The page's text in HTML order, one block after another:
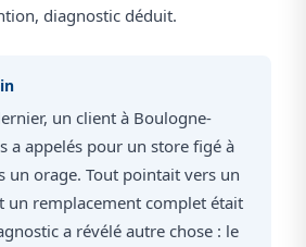
diagnostic déduit.
un client à Boulogne-
a appelés pour un store figé à
un orage. Tout pointait vers un
un remplacement complet était
a révélé autre chose : le